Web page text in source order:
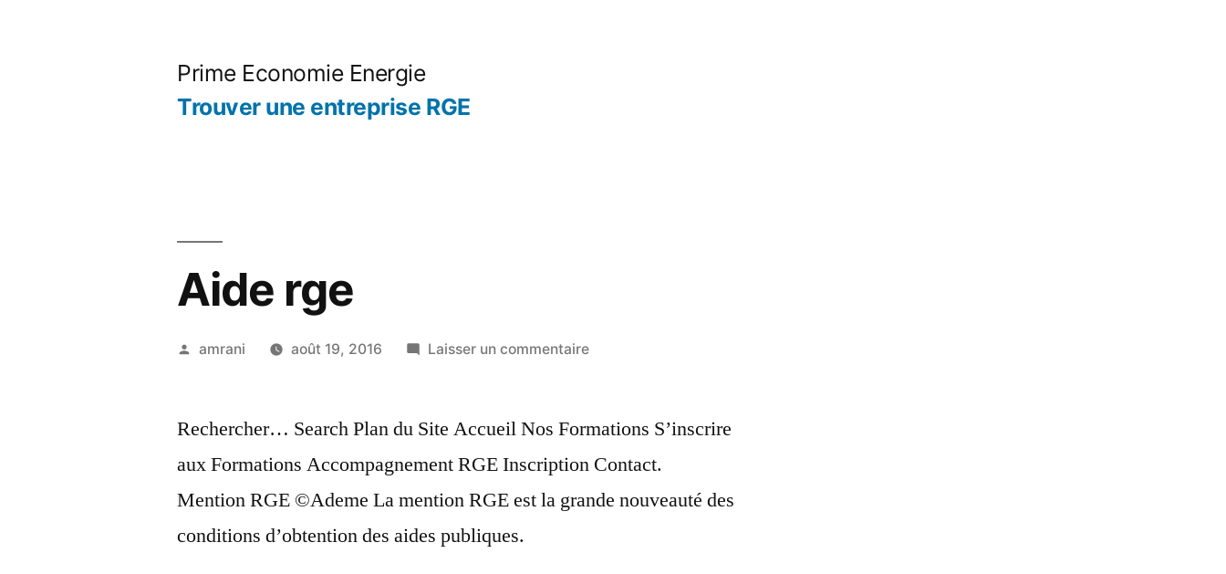
Prime Economie Energie
Trouver une entreprise RGE
Aide rge
Publié
amrani août 19, 2016 Laisser un commentairesur
Rechercher… Search Plan du Site Accueil Nos Formations S’inscrire
aux Formations Accompagnement RGE Inscription Contact.
Mention RGE ©Ademe La mention RGE est la grande nouveauté des
conditions d’obtention des aides publiques.